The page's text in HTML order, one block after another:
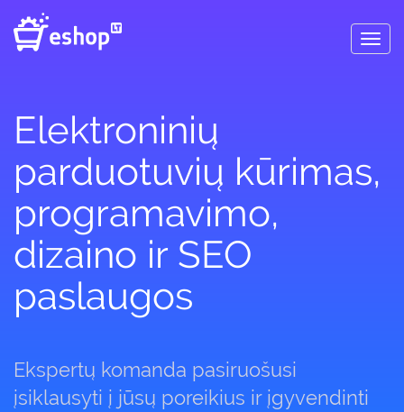
Elektroninių
parduotuvių kūrimas,
programavimo,
dizaino ir SEO
paslaugos
Ekspertų komanda pasiruošusi
įsiklausyti į jūsų poreikius ir įgyvendinti